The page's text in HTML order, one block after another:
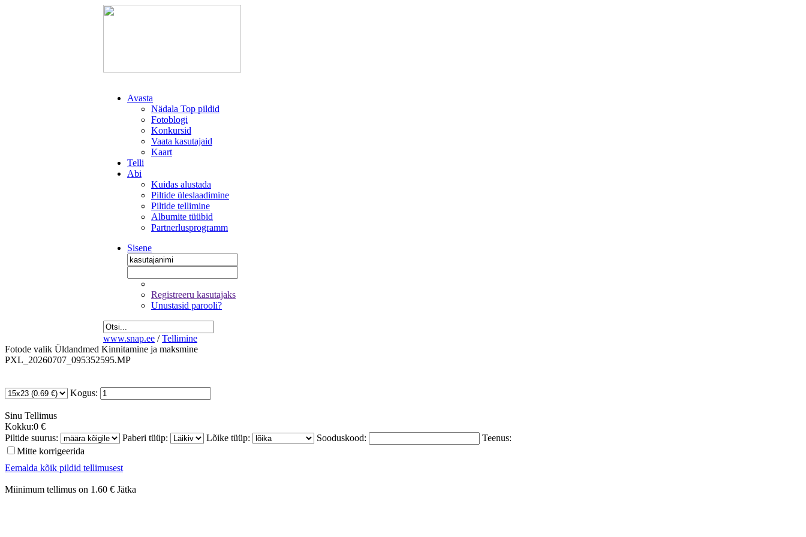
Avasta
Nädala Top pildid
Fotoblogi
Konkursid
Vaata kasutajaid
Kaart
Telli
Abi
Kuidas alustada
Piltide üleslaadimine
Piltide tellimine
Albumite tüübid
Partnerlusprogramm
Sisene
Registreeru kasutajaks
Unustasid parooli?
www.snap.ee / Tellimine
Fotode valik Üldandmed Kinnitamine ja maksmine
PXL_20260707_095352595.MP
Kogus:
Sinu Tellimus
Kokku:0 €
Piltide suurus:
Paberi tüüp: Lõike tüüp: Sooduskood:
Teenus:
Mitte korrigeerida
Eemalda kõik pildid tellimusest
Miinimum tellimus on 1.60 € Jätka